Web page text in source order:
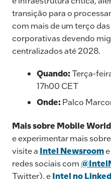
transição para o
com mais de um terço
corporativas devendo
centralizados até 2028.
Quando:Terça-
17h00 CET
Onde: Palco
Mais sobre Mobile
e experimentar mais
visite a Intel Newsroom
redes sociais com
Twitter), eIntel no